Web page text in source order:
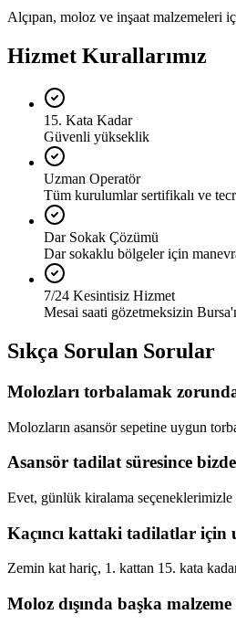
Alçıpan, moloz ve inşaat malzemeleri
Hizmet Kurallarımız
15. Kata Kadar
Güvenli yükseklik
Uzman Operatör
Tüm kurulumlar sertifikalı ve
Dar Sokak Çözümü
Dar sokaklu bölgeler için
7/24 Kesintisiz Hizmet
Mesai saati gözetmeksizin
Sıkça Sorulan Sorular
Molozları torbalamak zorunda
Molozların asansör sepetine uygun
Asansör tadilat süresince
Evet, günlük kiralama seçeneklerimizle
Kaçıncı kattaki tadilatlar için
Zemin kat hariç, 1. kattan 15. kata
Moloz dışında başka